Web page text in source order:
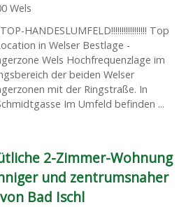
Wels
HANDESLUMFELD!!!!!!!!!!!!!!!!! Top
in Welser Bestlage -
Wels Hochfrequenzlage im
der beiden Welser
mit der Ringstraße. In
Im Umfeld befinden ...
2-Zimmer-Wohnung
und zentrumsnaher
Bad Ischl